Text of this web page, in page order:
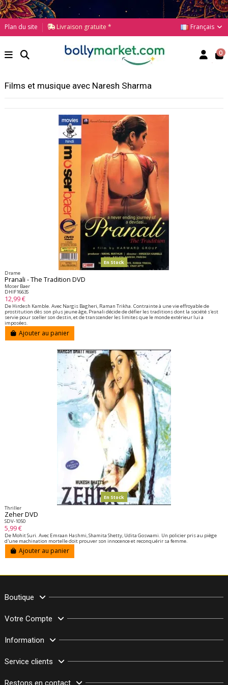
Plan du site Livraison gratuite * Français
0
Films et musique avec Naresh Sharma
En Stock
Drame
Pranali - The Tradition DVD
Moser Baer
DHIF1663S
12,99 €
De Hirdesh Kamble. Avec Nargis Bagheri, Raman Trikha. Contrainte à une vie effroyable de
prostitution dès son plus jeune âge, Pranali décide de défier les traditions dont la société s'est
servie pour sceller son destin, et de transcender les limites que le monde extérieur lui a
imposées.
Ajouter au panier
En Stock
Thriller
Zeher DVD
SDV-1050
5,99 €
De Mohit Suri. Avec Emraan Hashmi, Shamita Shetty, Udita Goswami. Un policier pris au piège
d'une machination mortelle doit prouver son innocence et reconquérir sa femme.
Ajouter au panier
Boutique
Votre Compte
Information
Service clients
Restons en contact